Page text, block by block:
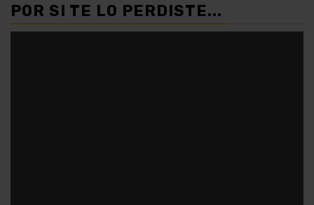
POR SI TE LO PERDISTE...